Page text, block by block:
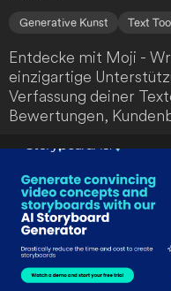
Generative Kunst Text
Entdecke mit Moji -
einzigartige
Verfassung deiner
Bewertungen,
Schreibaufgaben